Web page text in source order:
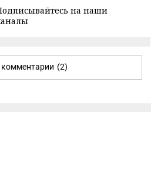
на наши
комментарии (2)